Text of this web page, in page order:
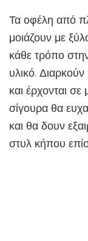
Τα οφέλη από
μοιάζουν με
κάθε τρόπο
υλικό.
και έρχονται
σίγουρα θα
και θα δουν
στυλ κήπου